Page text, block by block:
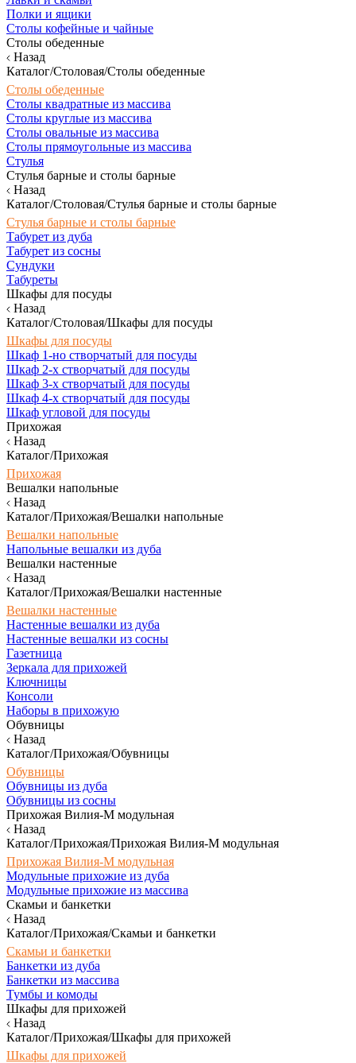
Полки и ящики
Столы кофейные и чайные
Столы обеденные
Назад
Каталог/Столовая/Столы обеденные
Столы обеденные
Столы квадратные из массива
Столы круглые из массива
Столы овальные из массива
Столы прямоугольные из массива
Стулья
Стулья барные и столы барные
Назад
Каталог/Столовая/Стулья барные и столы барные
Стулья барные и столы барные
Табурет из дуба
Табурет из сосны
Сундуки
Табуреты
Шкафы для посуды
Назад
Каталог/Столовая/Шкафы для посуды
Шкафы для посуды
Шкаф 1-но створчатый для посуды
Шкаф 2-х створчатый для посуды
Шкаф 3-х створчатый для посуды
Шкаф 4-х створчатый для посуды
Шкаф угловой для посуды
Прихожая
Назад
Каталог/Прихожая
Прихожая
Вешалки напольные
Назад
Каталог/Прихожая/Вешалки напольные
Вешалки напольные
Напольные вешалки из дуба
Вешалки настенные
Назад
Каталог/Прихожая/Вешалки настенные
Вешалки настенные
Настенные вешалки из дуба
Настенные вешалки из сосны
Газетница
Зеркала для прихожей
Ключницы
Консоли
Наборы в прихожую
Обувницы
Назад
Каталог/Прихожая/Обувницы
Обувницы
Обувницы из дуба
Обувницы из сосны
Прихожая Вилия-М модульная
Назад
Каталог/Прихожая/Прихожая Вилия-М модульная
Прихожая Вилия-М модульная
Модульные прихожие из дуба
Модульные прихожие из массива
Скамьи и банкетки
Назад
Каталог/Прихожая/Скамьи и банкетки
Скамьи и банкетки
Банкетки из дуба
Банкетки из массива
Тумбы и комоды
Шкафы для прихожей
Назад
Каталог/Прихожая/Шкафы для прихожей
Шкафы для прихожей